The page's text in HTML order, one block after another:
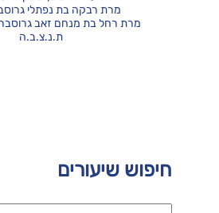
חיפוש שיעורים
מרת רבקה בת נפתלי
מרת רחל בת מנחם זאב
ת.נ.צ.ב.ה